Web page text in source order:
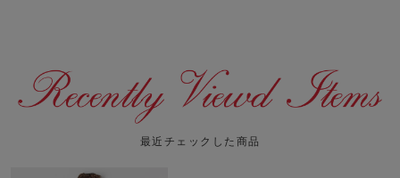
最近チェックした商品